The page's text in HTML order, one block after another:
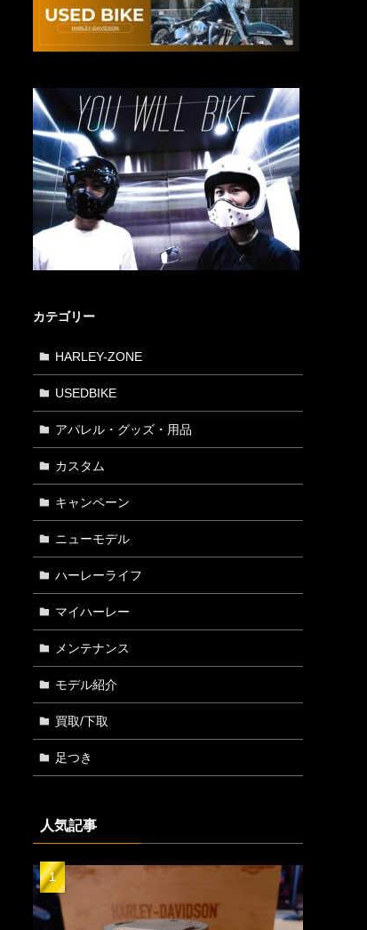
カテゴリー
HARLEY-ZONE
USEDBIKE
アパレル・グッズ・用品
カスタム
キャンペーン
ニューモデル
ハーレーライフ
マイハーレー
メンテナンス
モデル紹介
買取/下取
足つき
人気記事